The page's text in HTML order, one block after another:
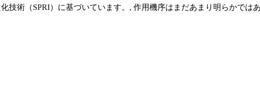
技術（SPRI）に基づいています。, 作用機序はまだあまり明らかでは